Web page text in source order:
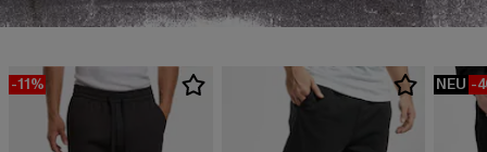
-11% NEU -